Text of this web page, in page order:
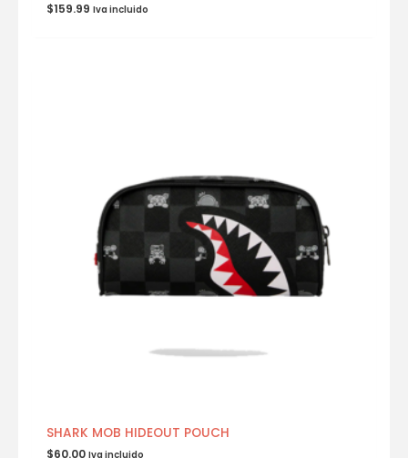
$159.99 Iva incluido
SHARK MOB HIDEOUT POUCH
$60.00 Iva incluido